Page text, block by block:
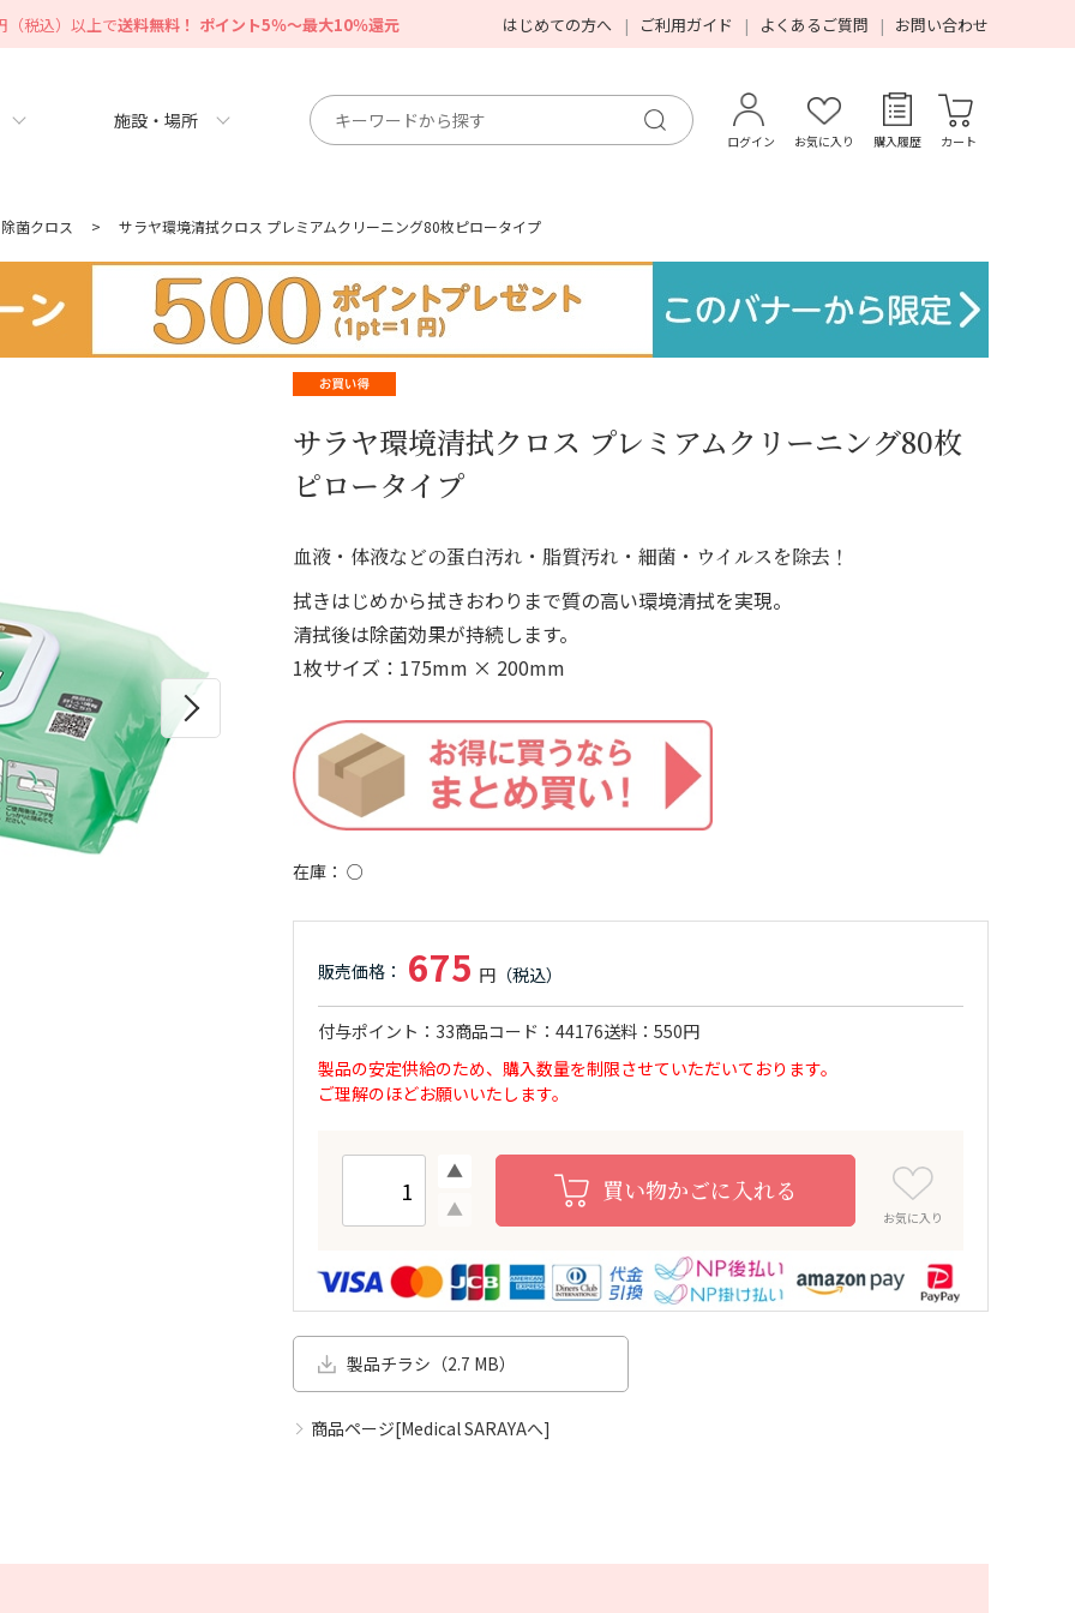
（税込）以上で送料無料！ ポイント5％～最大10％還元 はじめての方へ ご利用ガイド よくあるご質問 お問い合わせ
施設・場所
ログイン お気に入り 購入履歴 カート
菌クロス > サラヤ環境清拭クロス プレミアムクリーニング80枚ピロータイプ
サラヤ環境清拭クロス プレミアムクリーニング80枚
ピロータイプ
血液・体液などの蛋白汚れ・脂質汚れ・細菌・ウイルスを除去！
拭きはじめから拭きおわりまで質の高い環境清拭を実現。
清拭後は除菌効果が持続します。
1枚サイズ：175mm × 200mm
在庫 ○
675
付与ポイント 33商品コード 44176送料
550円
製品の安定供給のため、購入数量を制限させていただいております。
ご理解のほどお願いいたします。
買い物かごに入れる
お気に入り
製品チラシ（2.7 MB）
商品ページ[Medical SARAYAへ]